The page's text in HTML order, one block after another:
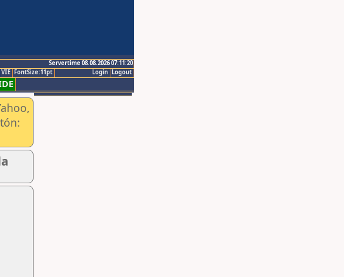
Servertime 08.08.2026 07:11:20
Logout
Login
VIE FontSize:11pt